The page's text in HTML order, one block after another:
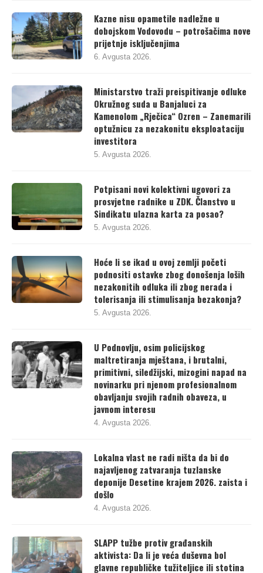
Kazne nisu opametile nadležne u
dobojskom Vodovodu – potrošačima nove
prijetnje isključenjima
6. Avgusta 2026.
Ministarstvo traži preispitivanje odluke
Okružnog suda u Banjaluci za
Kamenolom „Rječica“ Ozren – Zanemarili
optužnicu za nezakonitu eksploataciju
investitora
5. Avgusta 2026.
Potpisani novi kolektivni ugovori za
prosvjetne radnike u ZDK. Članstvo u
Sindikatu ulazna karta za posao?
5. Avgusta 2026.
Hoće li se ikad u ovoj zemlji početi
podnositi ostavke zbog donošenja loših
nezakonitih odluka ili zbog nerada i
tolerisanja ili stimulisanja bezakonja?
5. Avgusta 2026.
U Podnovlju, osim policijskog
maltretiranja mještana, i brutalni,
primitivni, siledžijski, mizogini napad na
novinarku pri njenom profesionalnom
obavljanju svojih radnih obaveza, u
javnom interesu
4. Avgusta 2026.
Lokalna vlast ne radi ništa da bi do
najavljenog zatvaranja tuzlanske
deponije Desetine krajem 2026. zaista i
došlo
4. Avgusta 2026.
SLAPP tužbe protiv građanskih
aktivista: Da li je veća duševna bol
glavne republičke tužiteljice ili stotina